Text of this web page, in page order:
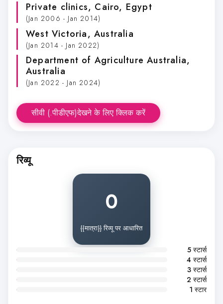
Private clinics, Cairo, Egypt
(Jan 2006 - Jan 2014)
West Victoria, Australia
(Jan 2014 - Jan 2022)
Department of Agriculture Australia,
Australia
(Jan 2022 - Jan 2024)
सीवी (.पीडीएफ)देखने के लिए क्लिक करें
रिव्यू
0
{{मात्रा}} रिव्यू पर आधारित
5 स्टार्स
4 स्टार्स
3 स्टार्स
2 स्टार्स
1 स्टार